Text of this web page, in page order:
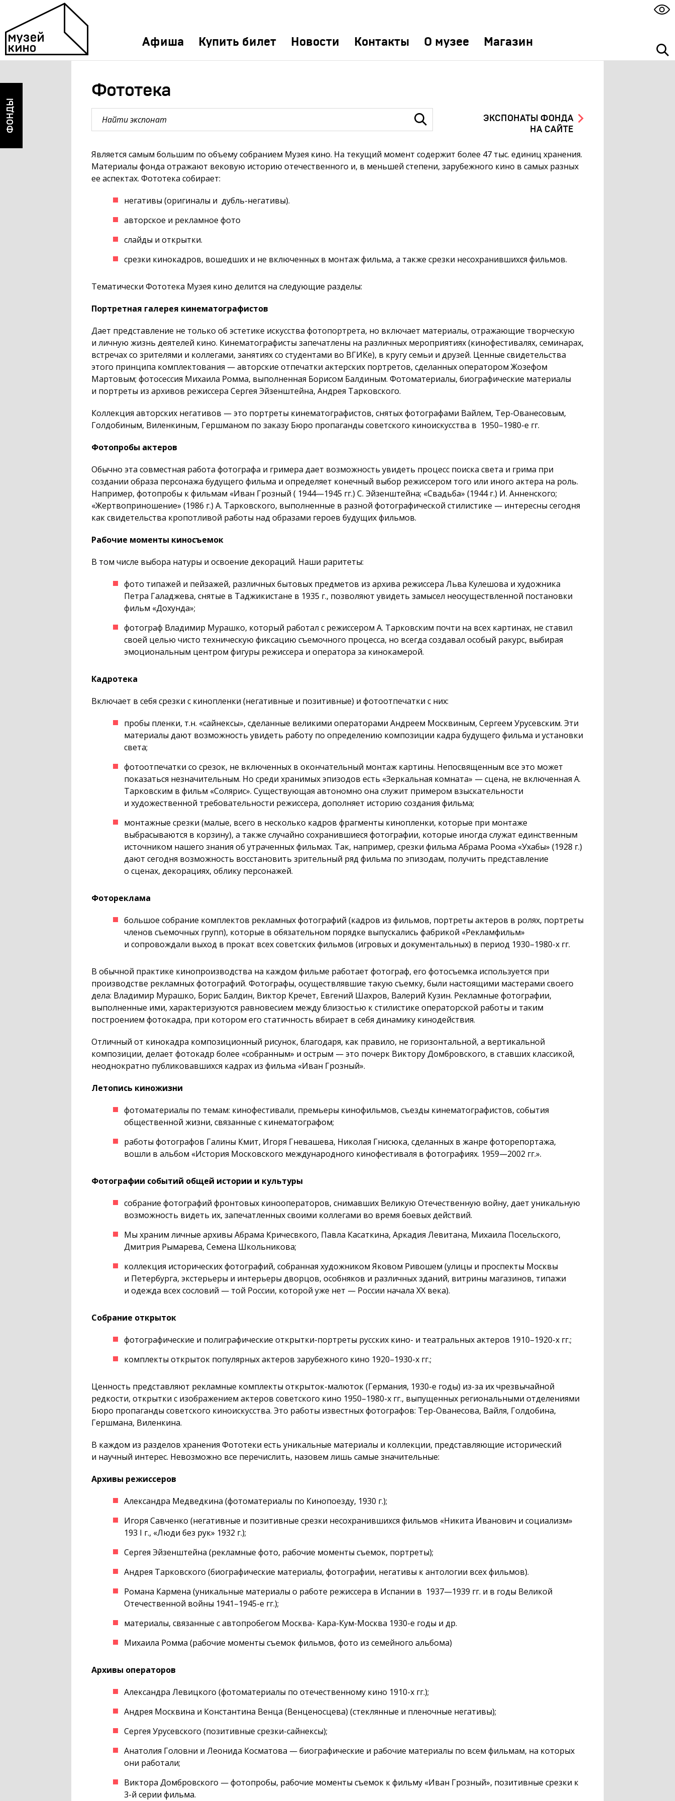
Афиша Купить билет Новости Контакты О музее Магазин
ФОНДЫ
Фототека
ЭКСПОНАТЫ ФОНДА
НА САЙТЕ
Является самым большим по объему собранием Музея кино. На текущий момент содержит более 47 тыс. единиц хранения.
Материалы фонда отражают вековую историю отечественного и, в меньшей степени, зарубежного кино в самых разных
ее аспектах. Фототека собирает:
негативы (оригиналы и дубль-негативы).
авторское и рекламное фото
слайды и открытки.
срезки кинокадров, вошедших и не включенных в монтаж фильма, а также срезки несохранившихся фильмов.
Тематически Фототека Музея кино делится на следующие разделы:
Портретная галерея кинематографистов
Дает представление не только об эстетике искусства фотопортрета, но включает материалы, отражающие творческую
и личную жизнь деятелей кино. Кинематографисты запечатлены на различных мероприятиях (кинофестивалях, семинарах,
встречах со зрителями и коллегами, занятиях со студентами во ВГИКе), в кругу семьи и друзей. Ценные свидетельства
этого принципа комплектования — авторские отпечатки актерских портретов, сделанных оператором Жозефом
Мартовым; фотосессия Михаила Ромма, выполненная Борисом Балдиным. Фотоматериалы, биографические материалы
и портреты из архивов режиссера Сергея Эйзенштейна, Андрея Тарковского.
Коллекция авторских негативов — это портреты кинематографистов, снятых фотографами Вайлем, Тер-Ованесовым,
Голдобиным, Виленкиным, Гершманом по заказу Бюро пропаганды советского киноискусства в 1950–1980-е гг.
Фотопробы актеров
Обычно эта совместная работа фотографа и гримера дает возможность увидеть процесс поиска света и грима при
создании образа персонажа будущего фильма и определяет конечный выбор режиссером того или иного актера на роль.
Например, фотопробы к фильмам «Иван Грозный ( 1944—1945 гг.) С. Эйзенштейна; «Свадьба» (1944 г.) И. Анненского;
«Жертвоприношение» (1986 г.) А. Тарковского, выполненные в разной фотографической стилистике — интересны сегодня
как свидетельства кропотливой работы над образами героев будущих фильмов.
Рабочие моменты киносъемок
В том числе выбора натуры и освоение декораций. Наши раритеты:
фото типажей и пейзажей, различных бытовых предметов из архива режиссера Льва Кулешова и художника
Петра Галаджева, снятые в Таджикистане в 1935 г., позволяют увидеть замысел неосуществленной постановки
фильм «Дохунда»;
фотограф Владимир Мурашко, который работал с режиссером А. Тарковским почти на всех картинах, не ставил
своей целью чисто техническую фиксацию съемочного процесса, но всегда создавал особый ракурс, выбирая
эмоциональным центром фигуры режиссера и оператора за кинокамерой.
Кадротека
Включает в себя срезки с кинопленки (негативные и позитивные) и фотоотпечатки с них:
пробы пленки, т.н. «сайнексы», сделанные великими операторами Андреем Москвиным, Сергеем Урусевским. Эти
материалы дают возможность увидеть работу по определению композиции кадра будущего фильма и установки
света;
фотоотпечатки со срезок, не включенных в окончательный монтаж картины. Непосвященным все это может
показаться незначительным. Но среди хранимых эпизодов есть «Зеркальная комната» — сцена, не включенная А.
Тарковским в фильм «Солярис». Существующая автономно она служит примером взыскательности
и художественной требовательности режиссера, дополняет историю создания фильма;
монтажные срезки (малые, всего в несколько кадров фрагменты кинопленки, которые при монтаже
выбрасываются в корзину), а также случайно сохранившиеся фотографии, которые иногда служат единственным
источником нашего знания об утраченных фильмах. Так, например, срезки фильма Абрама Роома «Ухабы» (1928 г.)
дают сегодня возможность восстановить зрительный ряд фильма по эпизодам, получить представление
о сценах, декорациях, облику персонажей.
Фотореклама
большое собрание комплектов рекламных фотографий (кадров из фильмов, портреты актеров в ролях, портреты
членов съемочных групп), которые в обязательном порядке выпускались фабрикой «Рекламфильм»
и сопровождали выход в прокат всех советских фильмов (игровых и документальных) в период 1930–1980-х гг.
В обычной практике кинопроизводства на каждом фильме работает фотограф, его фотосъемка используется при
производстве рекламных фотографий. Фотографы, осуществлявшие такую съемку, были настоящими мастерами своего
дела: Владимир Мурашко, Борис Балдин, Виктор Кречет, Евгений Шахров, Валерий Кузин. Рекламные фотографии,
выполненные ими, характеризуются равновесием между близостью к стилистике операторской работы и таким
построением фотокадра, при котором его статичность вбирает в себя динамику кинодействия.
Отличный от кинокадра композиционный рисунок, благодаря, как правило, не горизонтальной, а вертикальной
композиции, делает фотокадр более «собранным» и острым — это почерк Виктору Домбровского, в ставших классикой,
неоднократно публиковавшихся кадрах из фильма «Иван Грозный».
Летопись киножизни
фотоматериалы по темам: кинофестивали, премьеры кинофильмов, съезды кинематографистов, события
общественной жизни, связанные с кинематографом;
работы фотографов Галины Кмит, Игоря Гневашева, Николая Гнисюка, сделанных в жанре фоторепортажа,
вошли в альбом «История Московского международного кинофестиваля в фотографиях. 1959—2002 гг.».
Фотографии событий общей истории и культуры
собрание фотографий фронтовых кинооператоров, снимавших Великую Отечественную войну, дает уникальную
возможность видеть их, запечатленных своими коллегами во время боевых действий.
Мы храним личные архивы Абрама Кричесвкого, Павла Касаткина, Аркадия Левитана, Михаила Посельского,
Дмитрия Рымарева, Семена Школьникова;
коллекция исторических фотографий, собранная художником Яковом Ривошем (улицы и проспекты Москвы
и Петербурга, экстерьеры и интерьеры дворцов, особняков и различных зданий, витрины магазинов, типажи
и одежда всех сословий — той России, которой уже нет — России начала XX века).
Собрание открыток
фотографические и полиграфические открытки-портреты русских кино- и театральных актеров 1910–1920-х гг.;
комплекты открыток популярных актеров зарубежного кино 1920–1930-х гг.;
Ценность представляют рекламные комплекты открыток-малюток(Германия, 1930-е годы) из-за их чрезвычайной
редкости, открытки с изображением актеров советского кино 1950–1980-х гг., выпущенных региональными отделениями
Бюро пропаганды советского киноискусства. Это работы известных фотографов: Тер-Ованесова, Вайля, Голдобина,
Гершмана, Виленкина.
В каждом из разделов хранения Фототеки есть уникальные материалы и коллекции, представляющие исторический
и научный интерес. Невозможно все перечислить, назовем лишь самые значительные:
Архивы режиссеров
Александра Медведкина (фотоматериалы по Кинопоезду, 1930 г.);
Игоря Савченко (негативные и позитивные срезки несохранившихся фильмов «Никита Иванович и социализм»
193 I г., «Люди без рук» 1932 г.);
Сергея Эйзенштейна (рекламные фото, рабочие моменты съемок, портреты);
Андрея Тарковского (биографические материалы, фотографии, негативы к антологии всех фильмов).
Романа Кармена (уникальные материалы о работе режиссера в Испании в 1937—1939 гг. и в годы Великой
Отечественной войны 1941–1945-е гг.);
материалы, связанные с автопробегом Москва- Кара-Кум-Москва 1930-е годы и др.
Михаила Ромма (рабочие моменты съемок фильмов, фото из семейного альбома)
Архивы операторов
Александра Левицкого (фотоматериалы по отечественному кино 1910-х гг.);
Андрея Москвина и Константина Венца (Венценосцева) (стеклянные и пленочные негативы);
Сергея Урусевского (позитивные срезки-сайнексы);
Анатолия Головни и Леонида Косматова — биографические и рабочие материалы по всем фильмам, на которых
они работали;
Виктора Домбровского — фотопробы, рабочие моменты съемок к фильму «Иван Грозный», позитивные срезки к
3-й серии фильма.